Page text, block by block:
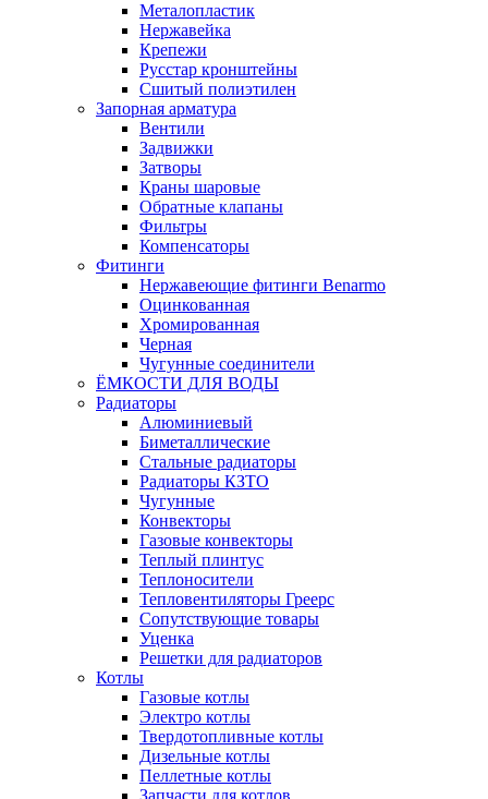
Металопластик
Нержавейка
Крепежи
Русстар кронштейны
Сшитый полиэтилен
Запорная арматура
Вентили
Задвижки
Затворы
Краны шаровые
Обратные клапаны
Фильтры
Компенсаторы
Фитинги
Нержавеющие фитинги Benarmo
Оцинкованная
Хромированная
Черная
Чугунные соединители
ЁМКОСТИ ДЛЯ ВОДЫ
Радиаторы
Алюминиевый
Биметаллические
Стальные радиаторы
Радиаторы КЗТО
Чугунные
Конвекторы
Газовые конвекторы
Теплый плинтус
Теплоносители
Тепловентиляторы Греерс
Сопутствующие товары
Уценка
Решетки для радиаторов
Котлы
Газовые котлы
Электро котлы
Твердотопливные котлы
Дизельные котлы
Пеллетные котлы
Запчасти для котлов